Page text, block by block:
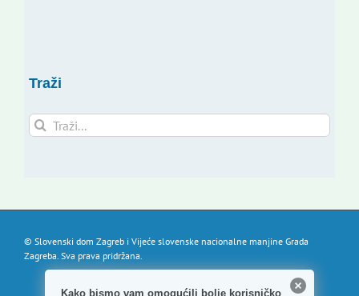
Traži
Traži...
© Slovenski dom Zagreb i Vijeće slovenske nacionalne manjine Grada
Zagreba. Sva prava pridržana.
Kako bismo vam omogućili bolje korisničko